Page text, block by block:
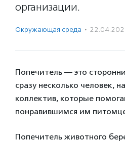
организации.
Окружающая среда ·
Попечитель — это
сразу несколько человек,
коллектив, которые
понравившимся им
Попечитель животного